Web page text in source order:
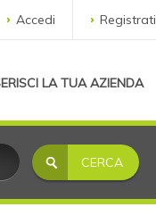
Accedi Registrati
LA TUA AZIENDA